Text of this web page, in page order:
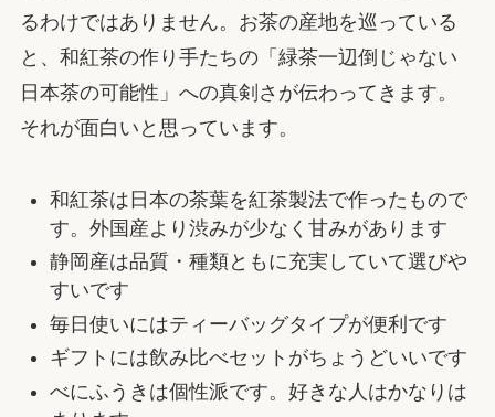
るわけではありません。お茶の産地を巡っている
と、和紅茶の作り手たちの「緑茶一辺倒じゃない
日本茶の可能性」への真剣さが伝わってきます。
それが面白いと思っています。
和紅茶は日本の茶葉を紅茶製法で作ったもので
す。外国産より渋みが少なく甘みがあります
静岡産は品質・種類ともに充実していて選びや
すいです
毎日使いにはティーバッグタイプが便利です
ギフトには飲み比べセットがちょうどいいです
べにふうきは個性派です。好きな人はかなりは